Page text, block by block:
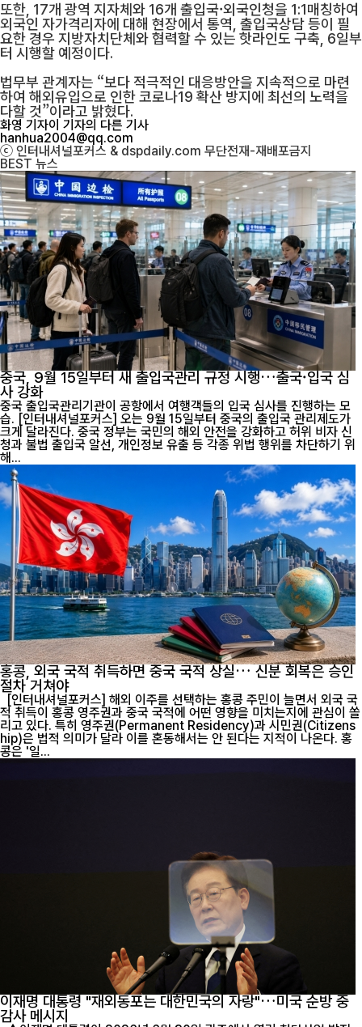
또한, 17개 광역 지자체와 16개 출입국·외국인청을 1:1매칭하여
외국인 자가격리자에 대해 현장에서 통역, 출입국상담 등이 필
요한 경우 지방자치단체와 협력할 수 있는 핫라인도 구축, 6일부
터 시행할 예정이다.
법무부 관계자는 “보다 적극적인 대응방안을 지속적으로 마련
하여 해외유입으로 인한 코로나19 확산 방지에 최선의 노력을
다할 것”이라고 밝혔다.
화영 기자이 기자의 다른 기사
hanhua2004@qq.com
ⓒ 인터내셔널포커스 & dspdaily.com 무단전재-재배포금지
BEST 뉴스
중국, 9월 15일부터 새 출입국관리 규정 시행…출국·입국 심
사 강화
중국 출입국관리기관이 공항에서 여행객들의 입국 심사를 진행하는 모
습. [인터내셔널포커스] 오는 9월 15일부터 중국의 출입국 관리제도가
크게 달라진다. 중국 정부는 국민의 해외 안전을 강화하고 허위 비자 신
청과 불법 출입국 알선, 개인정보 유출 등 각종 위법 행위를 차단하기 위
해...
홍콩, 외국 국적 취득하면 중국 국적 상실… 신분 회복은 승인
절차 거쳐야
[인터내셔널포커스] 해외 이주를 선택하는 홍콩 주민이 늘면서 외국 국
적 취득이 홍콩 영주권과 중국 국적에 어떤 영향을 미치는지에 관심이 쏠
리고 있다. 특히 영주권(Permanent Residency)과 시민권(Citizens
hip)은 법적 의미가 달라 이를 혼동해서는 안 된다는 지적이 나온다. 홍
콩은 '일...
이재명 대통령 "재외동포는 대한민국의 자랑"…미국 순방 중
감사 메시지